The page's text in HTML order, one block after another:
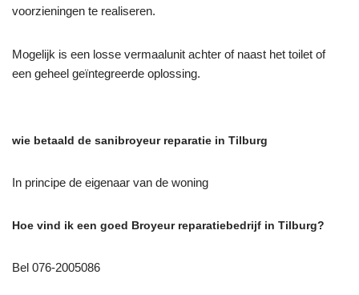
voorzieningen te realiseren.
Mogelijk is een losse vermaalunit achter of naast het toilet of
een geheel geïntegreerde oplossing.
wie betaald de sanibroyeur reparatie in Tilburg
In principe de eigenaar van de woning
Hoe vind ik een goed Broyeur reparatiebedrijf in Tilburg?
Bel 076-2005086